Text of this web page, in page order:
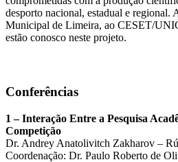
desporto nacional, estadual e regional.
Municipal de Limeira, ao CESET/
estão conosco neste projeto.
Conferências
1 – Interação Entre a Pesquisa
Competição
Dr. Andrey Anatolivitch Zakharov –
Coordenação: Dr. Paulo Roberto de